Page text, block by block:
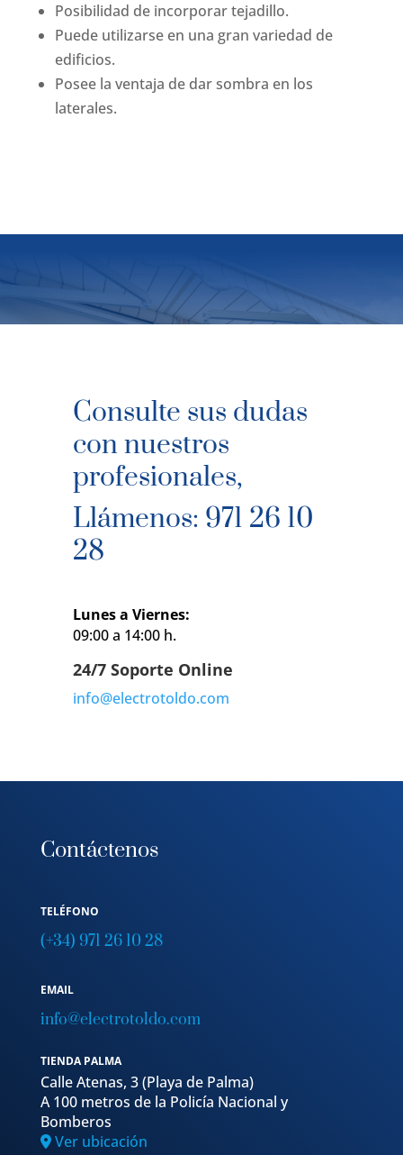
Posibilidad de incorporar tejadillo.
Puede utilizarse en una gran variedad de
edificios.
Posee la ventaja de dar sombra en los
laterales.
Consulte sus dudas
con nuestros
profesionales,
Llámenos: 971 26 10
28
Lunes a Viernes:
09:00 a 14:00 h.
24/7 Soporte Online
info@electrotoldo.com
Contáctenos
TELÉFONO
(+34) 971 26 10 28
EMAIL
info@electrotoldo.com
TIENDA PALMA
Calle Atenas, 3 (Playa de Palma)
A 100 metros de la Policía Nacional y
Bomberos
Ver ubicación